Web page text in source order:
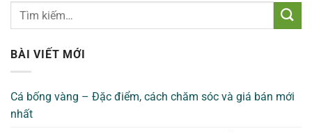
BÀI VIẾT MỚI
Cá bống vàng – Đặc điểm, cách chăm sóc và giá bán mới
nhất